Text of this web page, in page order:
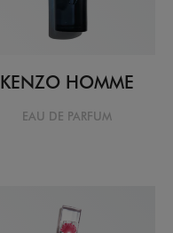
KENZO HOMME
EAU DE PARFUM